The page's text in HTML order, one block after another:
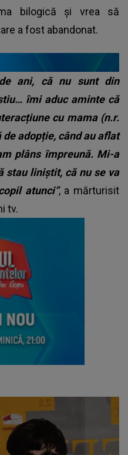
bilogică și vrea să
a fost abandonat.
ani, că nu sunt din
îmi aduc aminte că
cu mama (n.r.
adopție, când au aflat
plâns împreună. Mi-a
stau liniștit, că nu se va
atunci”, a mărturisit
tv.